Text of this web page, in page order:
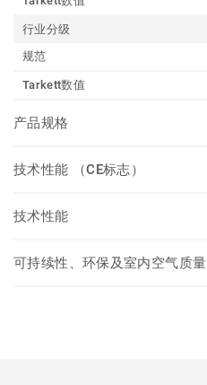
行业分级
规范
Tarkett数值
产品规格
技术性能 （CE标志）
技术性能
可持续性、环保及室内空气质量